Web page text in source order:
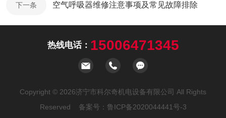
下一条 空气呼吸器维修注意事项及常见故障排除
热线电话： 15006471345
Copyright © 2026济宁市科尔奇机电设备有限公司 All Rights
Reserved 备案号： 鲁ICP备2020044441号-3